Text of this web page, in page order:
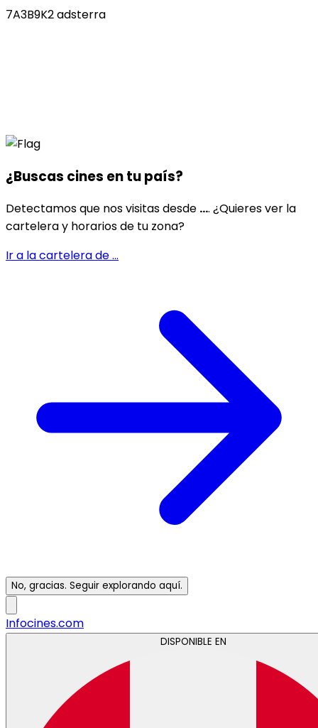
7A3B9K2 adsterra
¿Buscas cines entu país?
Detectamos que nos visitas desde .... ¿Quieres ver la
cartelera y horarios de tu zona?
Ir a la cartelera de...
No, gracias. Seguir explorando aquí.
Infocines.com
DISPONIBLE EN